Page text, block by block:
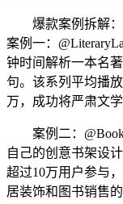
爆款案例拆解：
案例一：
钟时间解析一本名
句。该系列平均播
万，成功将严肃文
案例二：
自己的创意书架设
超过10万用户参与
居装饰和图书销售的